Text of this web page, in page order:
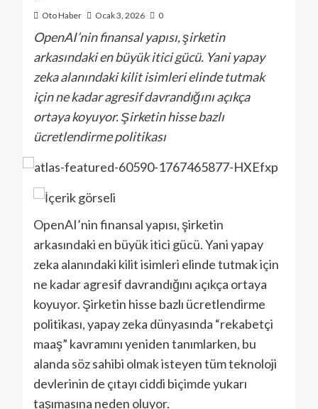
Oto Haber Ocak 3, 2026 0
OpenAI’nin finansal yapısı, şirketin
arkasındaki en büyük itici gücü. Yani yapay
zeka alanındaki kilit isimleri elinde tutmak
için ne kadar agresif davrandığını açıkça
ortaya koyuyor. Şirketin hisse bazlı
ücretlendirme politikası
OpenAI’nin finansal yapısı, şirketin
arkasındaki en büyük itici gücü. Yani yapay
zeka alanındaki kilit isimleri elinde tutmak için
ne kadar agresif davrandığını açıkça ortaya
koyuyor. Şirketin hisse bazlı ücretlendirme
politikası, yapay zeka dünyasında “rekabetçi
maaş” kavramını yeniden tanımlarken, bu
alanda söz sahibi olmak isteyen tüm teknoloji
devlerinin de çıtayı ciddi biçimde yukarı
taşımasına neden oluyor.